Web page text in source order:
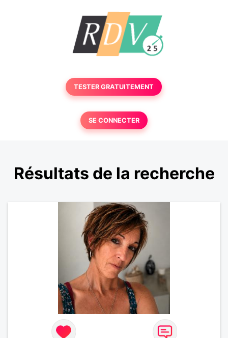
TESTER GRATUITEMENT
SE CONNECTER
Résultats de la recherche